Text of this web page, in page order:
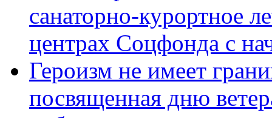
санаторно-курортное
центрах Соцфонда с
Героизм не имеет
посвященная дню